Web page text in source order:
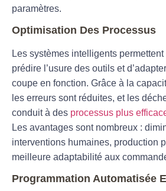
paramètres.
Optimisation Des Processus
Les systèmes intelligents
prédire l’usure des outils et
coupe en fonction. Grâce à la
les erreurs sont réduites, et les
conduit à des processus plus
Les avantages sont nombreux :
interventions humaines, production
meilleure adaptabilité aux
Programmation Automatisée